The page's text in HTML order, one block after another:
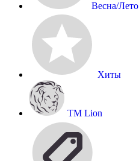
Весна/Лето
Хиты
TM Lion